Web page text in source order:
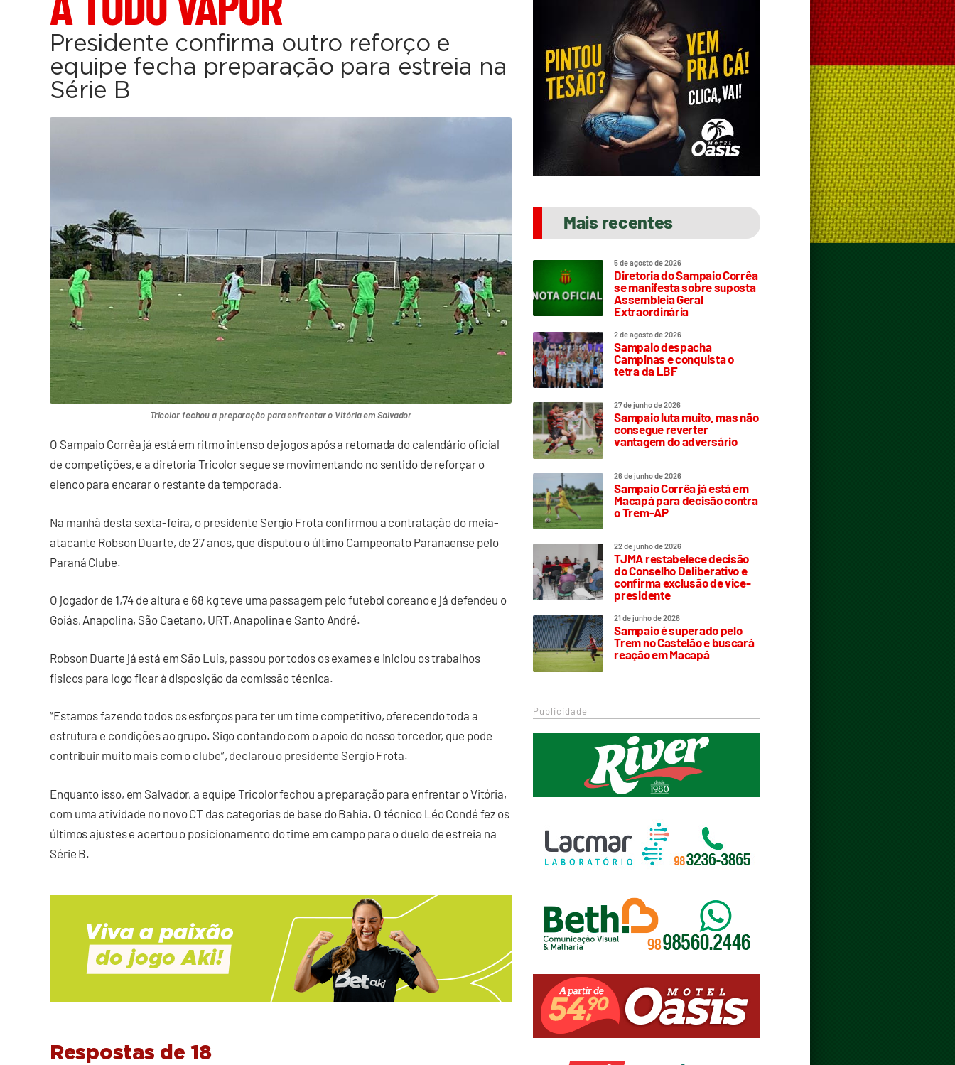
Presidente confirma outro reforço e
equipe fecha preparação para estreia na
Série B
Tricolor fechou a preparação para enfrentar o Vitória em Salvador
O Sampaio Corrêa já está em ritmo intenso de jogos após a retomada do calendário oficial
de competições, e a diretoria Tricolor segue se movimentando no sentido de reforçar o
elenco para encarar o restante da temporada.
Na manhã desta sexta-feira, o presidente Sergio Frota confirmou a contratação do meia-
atacante Robson Duarte, de 27 anos, que disputou o último Campeonato Paranaense pelo
Paraná Clube.
O jogador de 1,74 de altura e 68 kg teve uma passagem pelo futebol coreano e já defendeu o
Goiás, Anapolina, São Caetano, URT, Anapolina e Santo André.
Robson Duarte já está em São Luís, passou por todos os exames e iniciou os trabalhos
físicos para logo ficar à disposição da comissão técnica.
“Estamos fazendo todos os esforços para ter um time competitivo, oferecendo toda a
estrutura e condições ao grupo. Sigo contando com o apoio do nosso torcedor, que pode
contribuir muito mais com o clube”, declarou o presidente Sergio Frota.
Enquanto isso, em Salvador, a equipe Tricolor fechou a preparação para enfrentar o Vitória,
com uma atividade no novo CT das categorias de base do Bahia. O técnico Léo Condé fez os
últimos ajustes e acertou o posicionamento do time em campo para o duelo de estreia na
Série B.
Respostas de 18
Mais recentes
5 de agosto de 2026
Diretoria do Sampaio Corrêa
se manifesta sobre suposta
Assembleia Geral
Extraordinária
2 de agosto de 2026
Sampaio despacha
Campinas e conquista o
tetra da LBF
27 de junho de 2026
Sampaio luta muito, mas não
consegue reverter
vantagem do adversário
26 de junho de 2026
Sampaio Corrêa já está em
Macapá para decisão contra
o Trem-AP
22 de junho de 2026
TJMA restabelece decisão
do Conselho Deliberativo e
confirma exclusão de vice-
presidente
21 de junho de 2026
Sampaio é superado pelo
Trem no Castelão e buscará
reação em Macapá
Publicidade